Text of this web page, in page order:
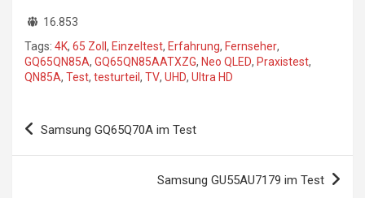
16.853
Tags: 4K, 65 Zoll , Einzeltest, Erfahrung, Fernseher,
GQ65QN85A, GQ65QN85AATXZG, Neo QLED, Praxistest,
QN85A, Test, testurteil , TV, UHD, Ultra HD
Beitragsnavigation
Samsung GQ65Q70A im Test
Samsung GU55AU7179 im Test